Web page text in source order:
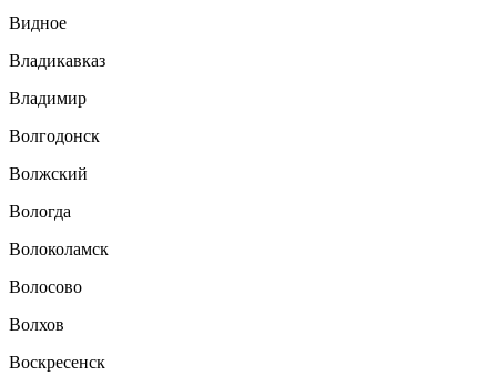
Видное
Владикавказ
Владимир
Волгодонск
Волжский
Вологда
Волоколамск
Волосово
Волхов
Воскресенск